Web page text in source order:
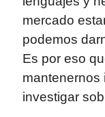
mercado
podemos
Es por eso
mantenernos
investigar